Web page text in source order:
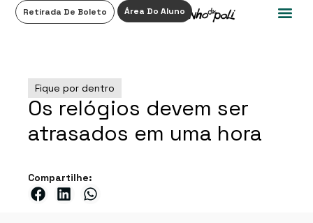
Retirada De Boleto Área Do Aluno
Fique por dentro
Os relógios devem ser
atrasados em uma hora
Compartilhe: